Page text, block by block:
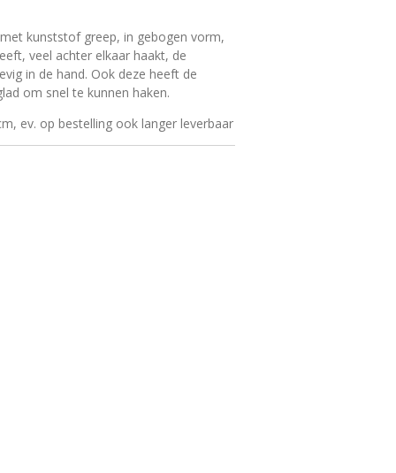
kunststof greep, in gebogen vorm,
veel achter elkaar haakt, de
in de hand. Ook deze heeft de
om snel te kunnen haken.
ev. op bestelling ook langer leverbaar